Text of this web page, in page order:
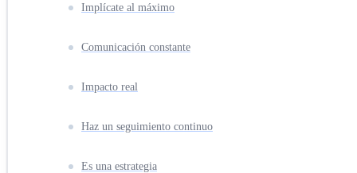
Implícate al máximo
Comunicación constante
Impacto real
Haz un seguimiento continuo
Es una estrategia